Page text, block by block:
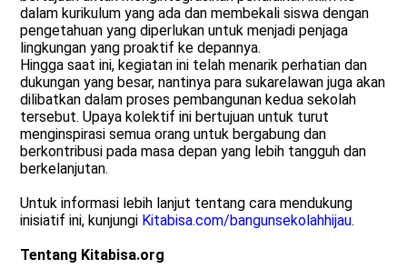
dalam kurikulum yang ada dan membekali siswa dengan
pengetahuan yang diperlukan untuk menjadi penjaga
lingkungan yang proaktif ke depannya.
Hingga saat ini, kegiatan ini telah menarik perhatian dan
dukungan yang besar, nantinya para sukarelawan juga akan
dilibatkan dalam proses pembangunan kedua sekolah
tersebut. Upaya kolektif ini bertujuan untuk turut
menginspirasi semua orang untuk bergabung dan
berkontribusi pada masa depan yang lebih tangguh dan
berkelanjutan.
Untuk informasi lebih lanjut tentang cara mendukung
inisiatif ini, kunjungi Kitabisa.com/bangunsekolahhijau.
Tentang Kitabisa.org